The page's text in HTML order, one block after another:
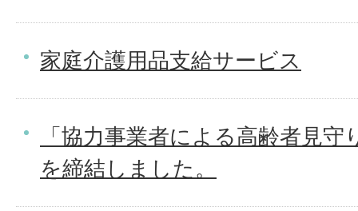
家庭介護用品支給サービス
「協力事業者による高齢者見
を締結しました。